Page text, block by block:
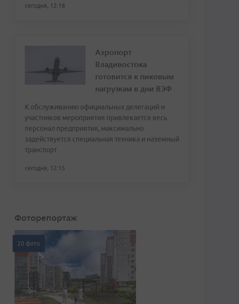
сегодня, 12:18
Аэропорт
Владивостока
готовится к пиковым
нагрузкам в дни ВЭФ
К обслуживанию официальных делегаций и
участников мероприятия привлекается весь
персонал предприятия, максимально
задействуется специальная техника и наземный
транспорт
сегодня, 12:15
Фоторепортаж
20 фото